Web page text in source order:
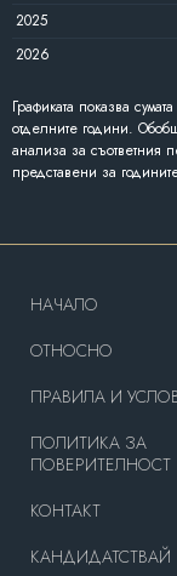
2025
2026
Графиката показва
отделните години.
анализа за съответния
представени за
HAЧАЛО
OТНОСНО
ПРАВИЛА И
ПОЛИТИКА ЗА
ПОВЕРИТЕЛНОСТ
КОНТАКТ
КАНДИДАТСТВАЙ